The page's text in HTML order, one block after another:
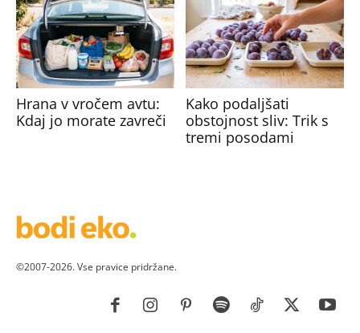
Hrana v vročem avtu:
Kdaj jo morate zavreči
Kako podaljšati
obstojnost sliv: Trik s
tremi posodami
©2007-2026. Vse pravice pridržane.